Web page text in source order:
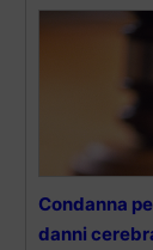
Condanna
danni